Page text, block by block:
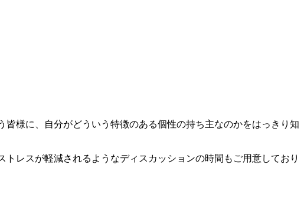
様に、自分がどういう特徴のある個性の持ち主なのかをはっきり知
レスが軽減されるようなディスカッションの時間もご用意しており